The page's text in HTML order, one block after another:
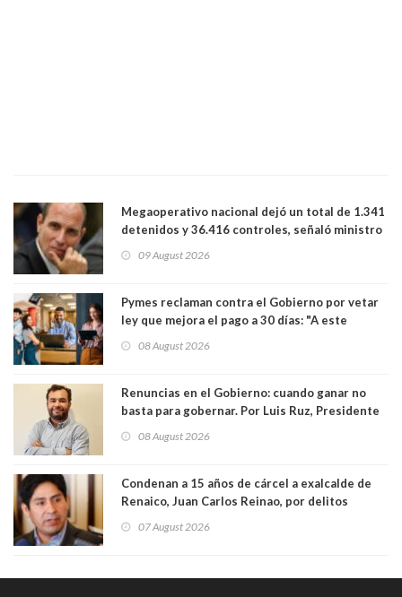
Megaoperativo nacional dejó un total de 1.341
detenidos y 36.416 controles, señaló ministro
09 August 2026
Pymes reclaman contra el Gobierno por vetar
ley que mejora el pago a 30 días: "A este
medianas empresas"
08 August 2026
Renuncias en el Gobierno: cuando ganar no
basta para gobernar. Por Luis Ruz, Presidente
08 August 2026
Condenan a 15 años de cárcel a exalcalde de
Renaico, Juan Carlos Reinao, por delitos
07 August 2026